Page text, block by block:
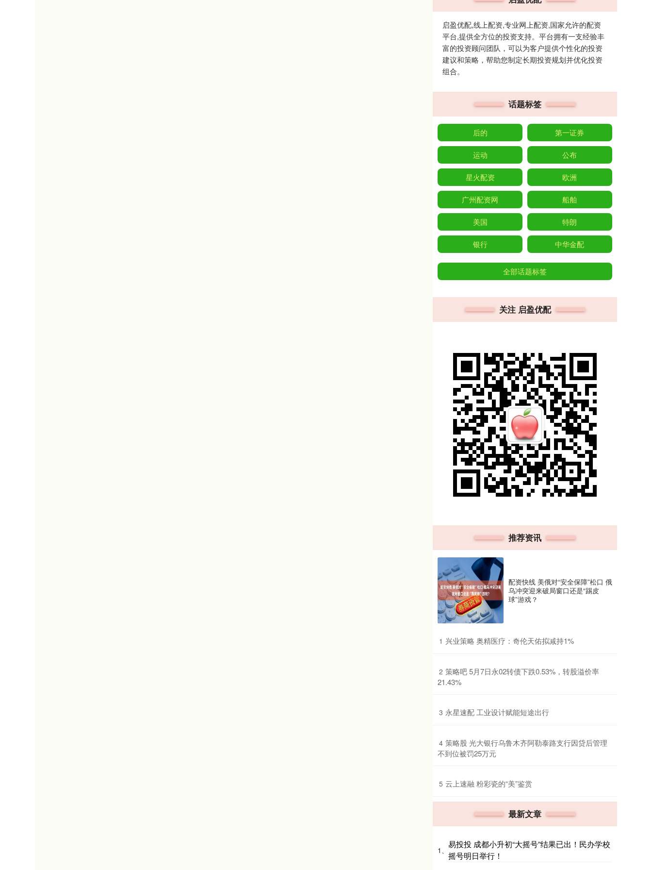
启盈优配,线上配资,专业网上配资,国家允许的配资
平台,提供全方位的投资支持。平台拥有一支经验丰
富的投资顾问团队，可以为客户提供个性化的投资
建议和策略，帮助您制定长期投资规划并优化投资
组合。
话题标签
后的 第一证券
运动 公布
星火配资 欧洲
广州配资网 船舶
美国 特朗
银行 中华金配
全部话题标签
关注 启盈优配
推荐资讯
配资快线 美俄对“安全保障”松口 俄
乌冲突迎来破局窗口还是“踢皮
球”游戏？
1 ​兴业策略 奥精医疗：奇伦天佑拟减持1%
2 ​策略吧 5月7日永02转债下跌0.53%，转股溢价率
21.43%
3 ​永星速配 工业设计赋能短途出行
4 ​策略股 光大银行乌鲁木齐阿勒泰路支行因贷后管理
不到位被罚25万元
5 ​云上速融 粉彩瓷的“美”鉴赏
最新文章
1、
易投投 成都小升初“大摇号”结果已出！民办学校
摇号明日举行！